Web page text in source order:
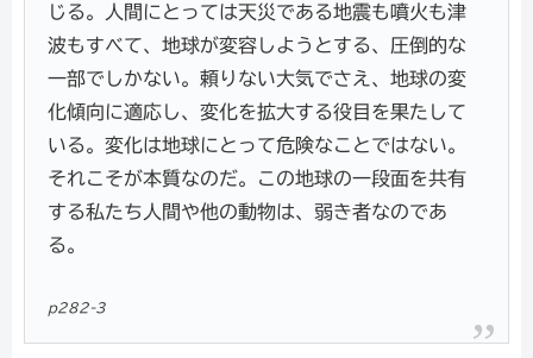
じる。人間にとっては天災である地震も噴火も津
波もすべて、地球が変容しようとする、圧倒的な
一部でしかない。頼りない大気でさえ、地球の変
化傾向に適応し、変化を拡大する役目を果たして
いる。変化は地球にとって危険なことではない。
それこそが本質なのだ。この地球の一段面を共有
する私たち人間や他の動物は、弱き者なのであ
る。
p282-3